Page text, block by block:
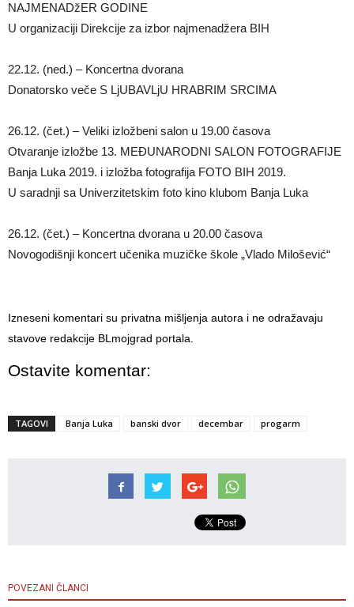
NAJMENADžER GODINE
U organizaciji Direkcije za izbor najmenadžera BIH
22.12. (ned.) – Koncertna dvorana
Donatorsko veče S LjUBAVLjU HRABRIM SRCIMA
26.12. (čet.) – Veliki izložbeni salon u 19.00 časova
Otvaranje izložbe 13. MEĐUNARODNI SALON FOTOGRAFIJE
Banja Luka 2019. i izložba fotografija FOTO BIH 2019.
U saradnji sa Univerzitetskim foto kino klubom Banja Luka
26.12. (čet.) – Koncertna dvorana u 20.00 časova
Novogodišnji koncert učenika muzičke škole „Vlado Milošević“
Izneseni komentari su privatna mišljenja autora i ne odražavaju
stavove redakcije BLmojgrad portala.
Ostavite komentar:
TAGOVI Banja Luka banski dvor decembar progarm
POVEZANI ČLANCI